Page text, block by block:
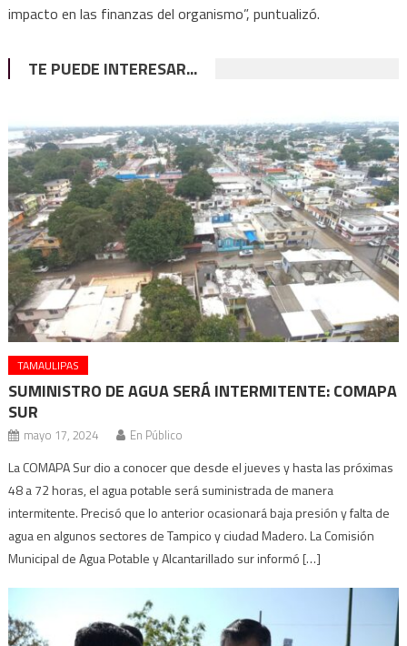
impacto en las finanzas del organismo”, puntualizó.
TE PUEDE INTERESAR...
TAMAULIPAS
SUMINISTRO DE AGUA SERÁ INTERMITENTE: COMAPA
SUR
mayo 17, 2024 En Público
La COMAPA Sur dio a conocer que desde el jueves y hasta las próximas
48 a 72 horas, el agua potable será suministrada de manera
intermitente. Precisó que lo anterior ocasionará baja presión y falta de
agua en algunos sectores de Tampico y ciudad Madero. La Comisión
Municipal de Agua Potable y Alcantarillado sur informó […]